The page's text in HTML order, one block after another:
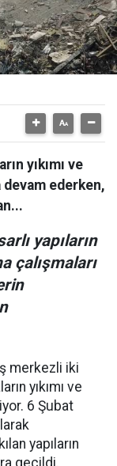
yıkımı ve
devam ederken,
yapıların
çalışmaları
merkezli iki
yıkımı ve
6 Şubat
yapıların
geçildi.